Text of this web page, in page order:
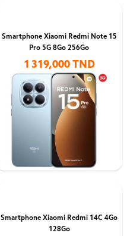
Smartphone Xiaomi Redmi Note 15
Pro 5G 8Go 256Go
1 319,000 TND
Smartphone Xiaomi Redmi 14C 4Go
128Go